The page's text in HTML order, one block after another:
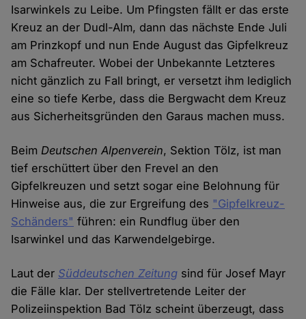
Isarwinkels zu Leibe. Um Pfingsten fällt er das erste
Kreuz an der Dudl-Alm, dann das nächste Ende Juli
am Prinzkopf und nun Ende August das Gipfelkreuz
am Schafreuter. Wobei der Unbekannte Letzteres
nicht gänzlich zu Fall bringt, er versetzt ihm lediglich
eine so tiefe Kerbe, dass die Bergwacht dem Kreuz
aus Sicherheitsgründen den Garaus machen muss.
BeimDeutschen Alpenverein, Sektion Tölz, ist man
tief erschüttert über den Frevel an den
Gipfelkreuzen und setzt sogar eine Belohnung für
Hinweise aus, die zur Ergreifung des "Gipfelkreuz-
Schänders" führen: ein Rundflug über den
Isarwinkel und das Karwendelgebirge.
Laut der Süddeutschen Zeitung sind für Josef Mayr
die Fälle klar. Der stellvertretende Leiter der
Polizeiinspektion Bad Tölz scheint überzeugt, dass